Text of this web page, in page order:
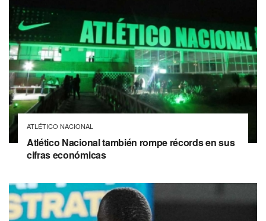
ATLÉTICO NACIONAL
Atlético Nacional también rompe récords en sus
cifras económicas